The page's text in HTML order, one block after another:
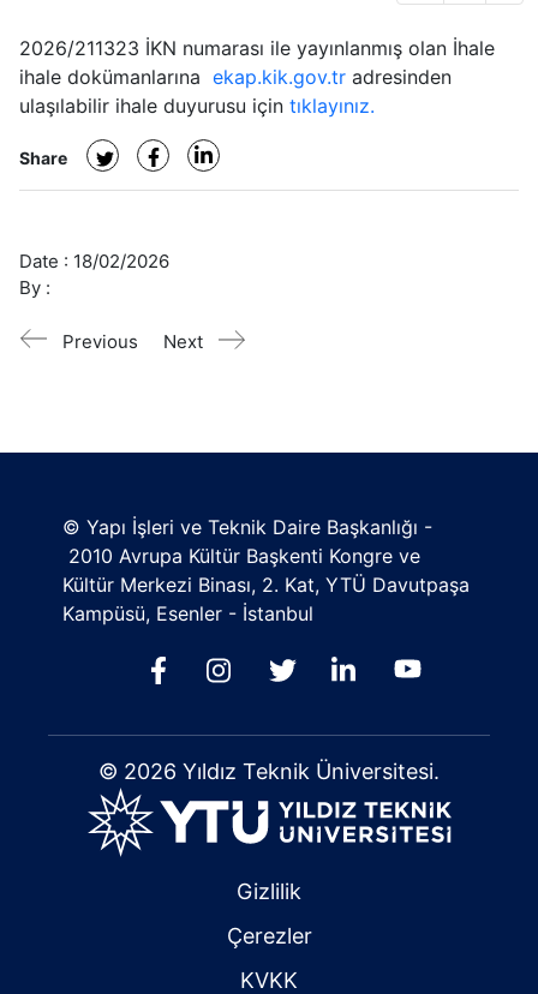
2026/211323 İKN numarası ile yayınlanmış olan İhale
ihale dokümanlarına ekap.kik.gov.tr adresinden
ulaşılabilir ihale duyurusu için tıklayınız.
Share
Date : 18/02/2026
By :
Previous Next
© Yapı İşleri ve Teknik Daire Başkanlığı -
2010 Avrupa Kültür Başkenti Kongre ve
Kültür Merkezi Binası, 2. Kat, YTÜ Davutpaşa
Kampüsü, Esenler - İstanbul
© 2026 Yıldız Teknik Üniversitesi.
Gizlilik
Çerezler
KVKK